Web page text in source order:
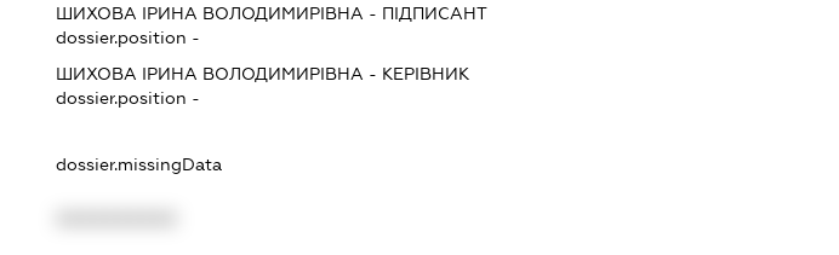
ШИХОВА ІРИНА ВОЛОДИМИРІВНА - ПІДПИСАНТ
dossier.position -
ШИХОВА ІРИНА ВОЛОДИМИРІВНА - КЕРІВНИК
dossier.position -
dossier.missingData